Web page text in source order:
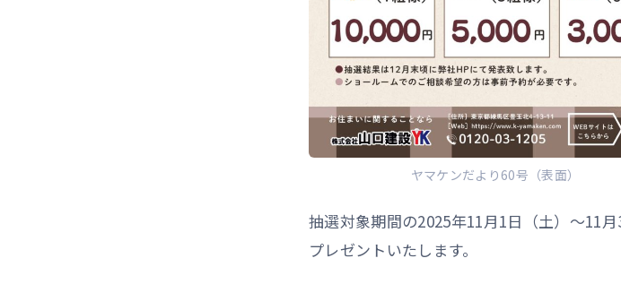
ヤマケンだより60号（表面）
抽選対象期間の2025年11月1日（土）～11
プレゼントいたします。